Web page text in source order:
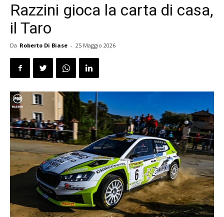
Razzini gioca la carta di casa,
il Taro
Da Roberto Di Biase - 25 Maggio 2026